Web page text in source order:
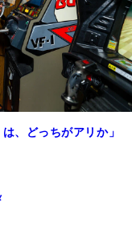
、どっちがアリか」